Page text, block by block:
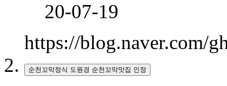
20-07-19
https://blog.naver.com/
순천꼬막정식 도원경 순천꼬막맛집 인정